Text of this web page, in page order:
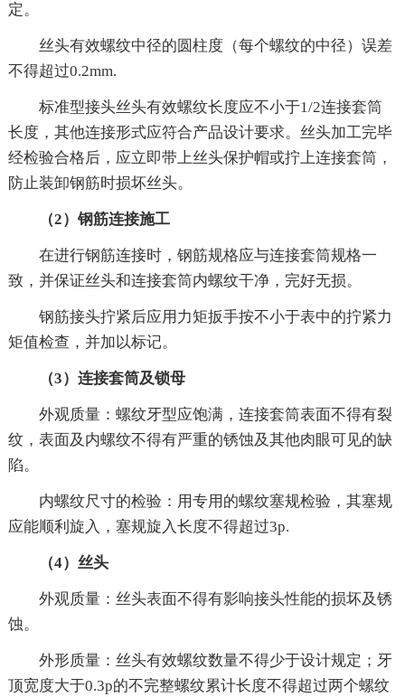
定。
丝头有效螺纹中径的圆柱度（每个螺纹的中径）误差
不得超过0.2mm.
标准型接头丝头有效螺纹长度应不小于1/2连接套筒
长度，其他连接形式应符合产品设计要求。丝头加工完毕
经检验合格后，应立即带上丝头保护帽或拧上连接套筒，
防止装卸钢筋时损坏丝头。
（2）钢筋连接施工
在进行钢筋连接时，钢筋规格应与连接套筒规格一
致，并保证丝头和连接套筒内螺纹干净，完好无损。
钢筋接头拧紧后应用力矩扳手按不小于表中的拧紧力
矩值检查，并加以标记。
（3）连接套筒及锁母
外观质量：螺纹牙型应饱满，连接套筒表面不得有裂
纹，表面及内螺纹不得有严重的锈蚀及其他肉眼可见的缺
陷。
内螺纹尺寸的检验：用专用的螺纹塞规检验，其塞规
应能顺利旋入，塞规旋入长度不得超过3p.
（4）丝头
外观质量：丝头表面不得有影响接头性能的损坏及锈
蚀。
外形质量：丝头有效螺纹数量不得少于设计规定；牙
顶宽度大于0.3p的不完整螺纹累计长度不得超过两个螺纹